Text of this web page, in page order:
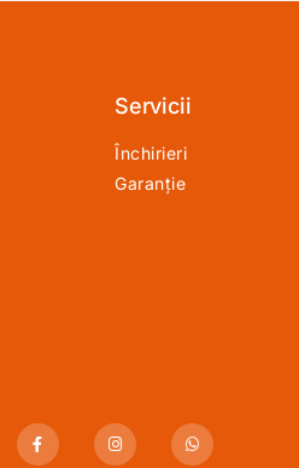
Servicii
Închirieri
Garanție